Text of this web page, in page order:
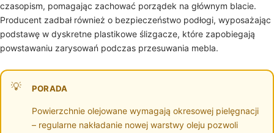
czasopism, pomagając zachować porządek na głównym blacie.
Producent zadbał również o bezpieczeństwo podłogi, wyposażając
podstawę w dyskretne plastikowe ślizgacze, które zapobiegają
powstawaniu zarysowań podczas przesuwania mebla.
PORADA
Powierzchnie olejowane wymagają okresowej pielęgnacji
– regularne nakładanie nowej warstwy oleju pozwoli